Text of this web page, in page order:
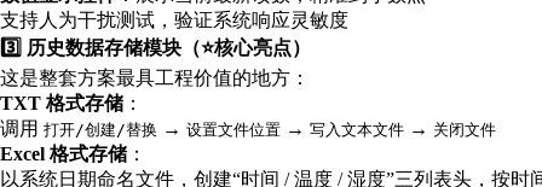
支持人为干扰测试，验证系统响应灵敏度
3️⃣ 历史数据存储模块（⭐核心亮点）
这是整套方案最具工程价值的地方：
TXT 格式存储 ：
调用 打开/创建/替换 → 设置文件位置 → 写入文本文件 → 关闭文件
Excel 格式存储 ：
以系统日期命名文件，创建“时间 / 温度 / 湿度”三列表头，按时